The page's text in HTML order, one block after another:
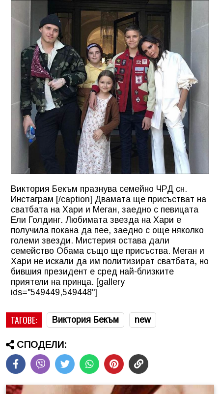
Виктория Бекъм празнува семейно ЧРД сн.
Инстаграм [/caption] Двамата ще присъстват на
сватбата на Хари и Меган, заедно с певицата
Ели Голдинг. Любимата звезда на Хари е
получила покана да пее, заедно с още няколко
големи звезди. Мистерия остава дали
семейство Обама също ще присъства. Меган и
Хари не искали да им политизират сватбата, но
бившия президент е сред най-близките
приятели на принца. [gallery
ids="549449,549448"]
ТАГОВЕ: Виктория Бекъм new
СПОДЕЛИ: